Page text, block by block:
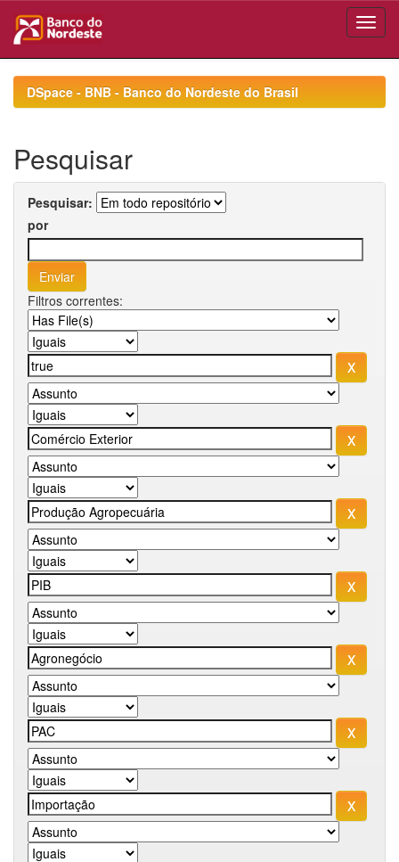
navigationDSpace - BNB - Banco do Nordeste do Brasil
Pesquisar
Pesquisar:
por
Filtros correntes: